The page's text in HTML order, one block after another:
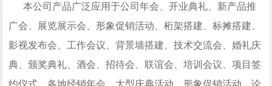
本公司产品广泛应用于公司年会、开业典礼、新产品推
广会、展览展示会、形象促销活动、桁架搭建、标摊搭建、
影视发布会、工作会议、背景墙搭建、技术交流会、婚礼庆
典、颁奖典礼、酒会、招待会、联谊会、培训会议、项目签
约仪式、各地经销年会、大型庆典活动、形象促销活动、论